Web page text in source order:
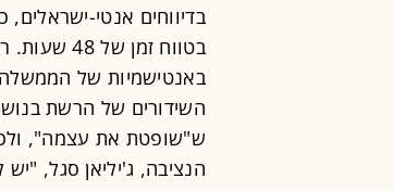
בטווח זמן
באנטישמיות של הממשלה
השידורים של הרשת
ש"שופטת את עצמה",